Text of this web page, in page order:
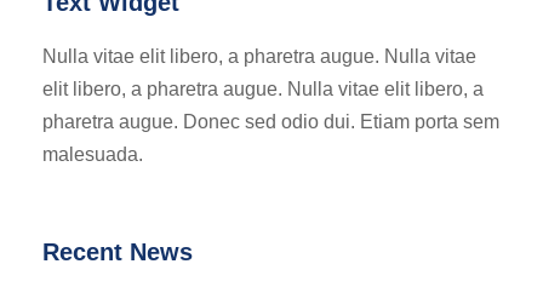
Nulla vitae elit libero, a pharetra augue. Nulla vitae
elit libero, a pharetra augue. Nulla vitae elit libero, a
pharetra augue. Donec sed odio dui. Etiam porta sem
malesuada.
Recent News